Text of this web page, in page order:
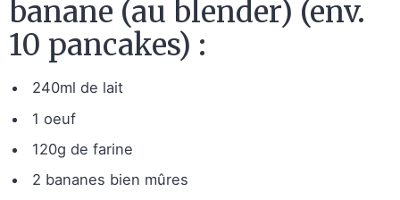
banane (au blender) (env.
10 pancakes) :
240ml de lait
1 oeuf
120g de farine
2 bananes bien mûres